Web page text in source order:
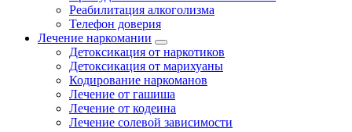
Реабилитация алкоголизма
Телефон доверия
Лечение наркомании
Детоксикация от наркотиков
Детоксикация от марихуаны
Кодирование наркоманов
Лечение от гашиша
Лечение от кодеина
Лечение солевой зависимости